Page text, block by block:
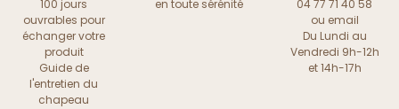
100 jours
ouvrables pour
échanger votre
produit
Guide de
l'entretien du
chapeau
en toute sérénité
04 77 71 40 58
ou email
Du Lundi au
Vendredi 9h-12h
et 14h-17h